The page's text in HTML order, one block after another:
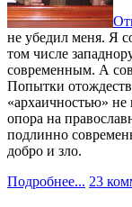
не убедил меня. Я
том числе
современным. А
Попытки
«архаичностью»
опора на
подлинно
добро и зло.
Подробнее... 23